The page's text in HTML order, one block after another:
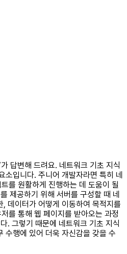
답변해 드려요. 네트워크 기초 지식
소입니다. 주니어 개발자라면 특히 네
를 원활하게 진행하는 데 도움이 될
제공하기 위해 서버를 구성할 때 네
데이터가 어떻게 이동하여 목적지를
를 통해 웹 페이지를 받아오는 과정
. 그렇기 때문에 네트워크 기초 지식
수행에 있어 더욱 자신감을 갖을 수